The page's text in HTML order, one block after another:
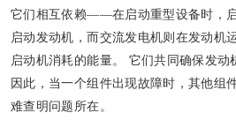
它们相互依赖——在启动重型设备时，
启动发动机，而交流发电机则在发动机
启动机消耗的能量。 它们共同确保发动
因此，当一个组件出现故障时，其他组
难查明问题所在。